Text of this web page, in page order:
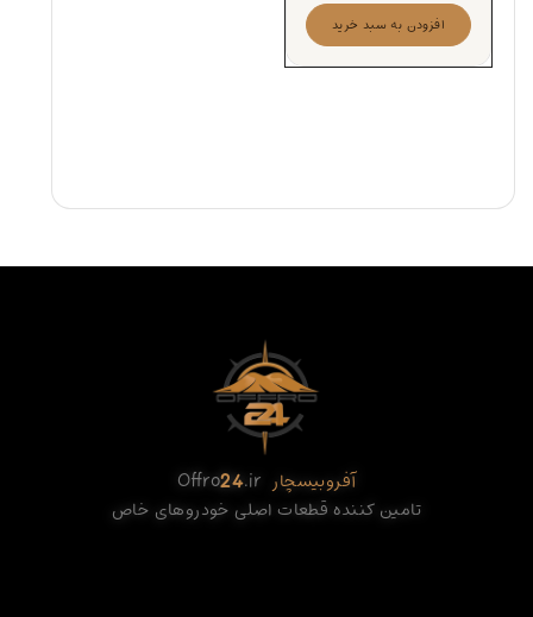
افزودن به سبد خرید
آفروبیسچار Offro24.ir
تامین کننده قطعات اصلی خودروهای خاص